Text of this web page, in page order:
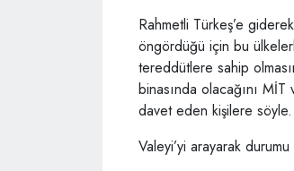
Rahmetli Türkeş’e
öngördüğü için bu
tereddütlere sahip
binasında olacağını
davet eden kişilere
Valeyi’yi arayarak